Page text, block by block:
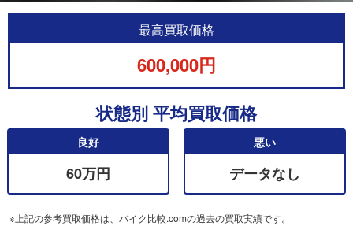
最高買取価格
600,000円
状態別 平均買取価格
良好
60万円
悪い
データなし
※上記の参考買取価格は、バイク比較.comの過去の買取実績です。